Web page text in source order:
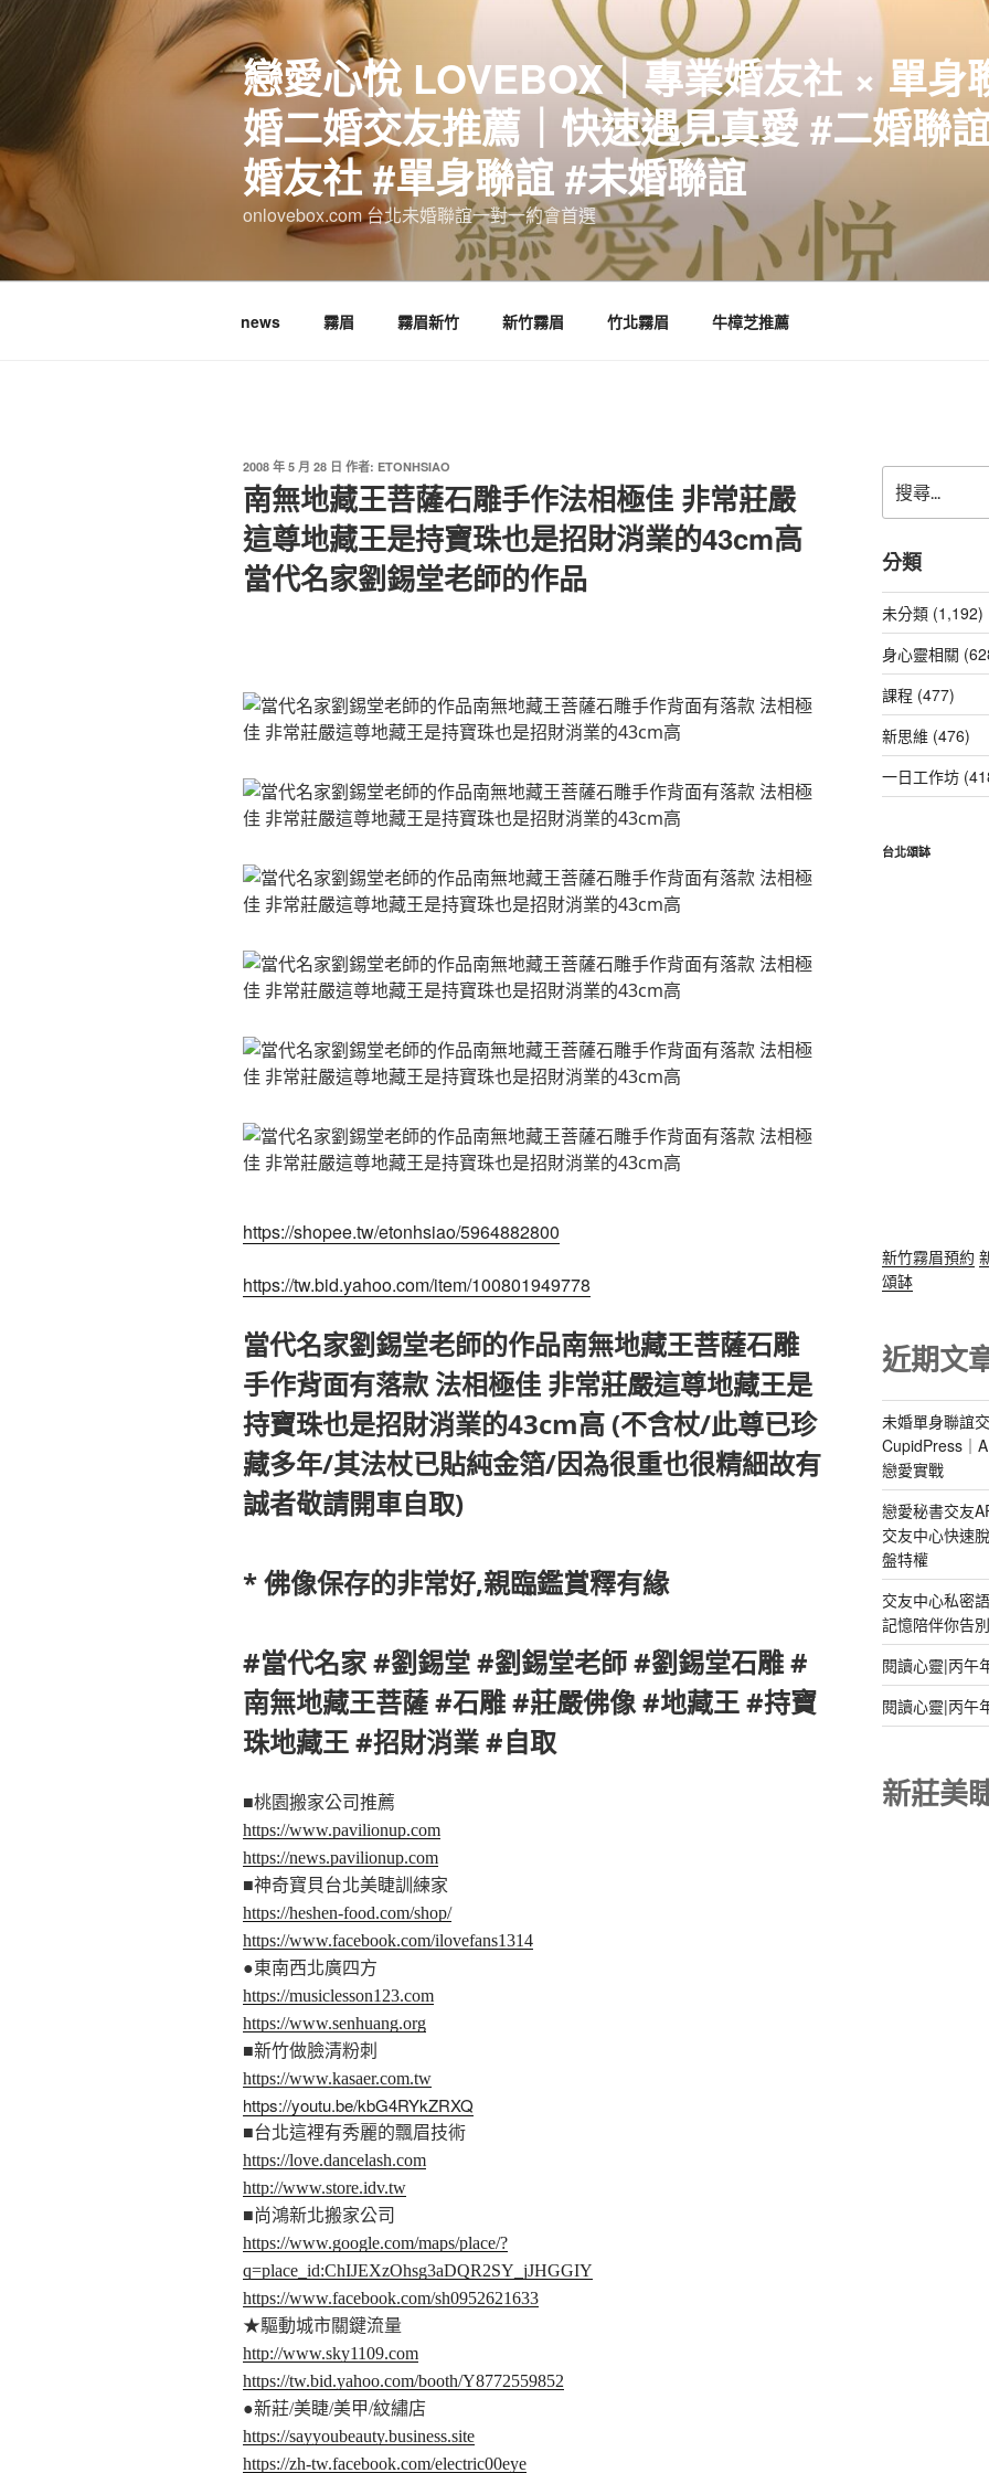
跳
至
容
戀愛心悅 LOVEBOX｜專業婚友社 × 單身
婚二婚交友推薦｜快速遇見真愛 #二婚聯
婚友社 #單身聯誼 #未婚聯誼
onlovebox.com 台北未婚聯誼一對一約會首選
news 霧眉 霧眉新竹 新竹霧眉 竹北霧眉 牛樟芝推薦
發
佈
於
2008 年 5 月 28 日 作者: ETONHSIAO
南無地藏王菩薩石雕手作法相極佳 非常莊嚴
這尊地藏王是持寶珠也是招財消業的43cm高
當代名家劉錫堂老師的作品
https://shopee.tw/etonhsiao/5964882800
https://tw.bid.yahoo.com/item/100801949778
當代名家劉錫堂老師的作品南無地藏王菩薩石雕
手作背面有落款 法相極佳 非常莊嚴這尊地藏王是
持寶珠也是招財消業的43cm高 (不含杖/此尊已珍
藏多年/其法杖已貼純金箔/因為很重也很精細故有
誠者敬請開車自取)
* 佛像保存的非常好,親臨鑑賞釋有緣
#當代名家 #劉錫堂 #劉錫堂老師 #劉錫堂石雕 #
南無地藏王菩薩 #石雕 #莊嚴佛像 #地藏王 #持寶
珠地藏王 #招財消業 #自取
■桃園搬家公司推薦
https://www.pavilionup.com
https://news.pavilionup.com
■神奇寶貝台北美睫訓練家
https://heshen-food.com/shop/
https://www.facebook.com/ilovefans1314
●東南西北廣四方
https://musiclesson123.com
https://www.senhuang.org
■新竹做臉清粉刺
https://www.kasaer.com.tw
https://youtu.be/kbG4RYkZRXQ
■台北這裡有秀麗的飄眉技術
https://love.dancelash.com
http://www.store.idv.tw
■尚鴻新北搬家公司
https://www.google.com/maps/place/?
q=place_id:ChIJEXzOhsg3aDQR2SY_jJHGGIY
https://www.facebook.com/sh0952621633
★驅動城市關鍵流量
http://www.sky1109.com
https://tw.bid.yahoo.com/booth/Y8772559852
●新莊/美睫/美甲/紋繡店
https://sayyoubeauty.business.site
https://zh-tw.facebook.com/electric00eye
尋
關
鍵
字:
分類
未分類 (1,192)
身心靈相關
課程 (477)
新思維 (476)
一日工作坊
台北頌缽
新竹霧眉預約
頌缽
近期文
未婚單身聯誼
CupidPress｜
戀愛實戰
戀愛秘書交友
交友中心快速
盤特權
交友中心私密
記憶陪伴你告
閱讀心靈|丙午
閱讀心靈|丙午
新莊美